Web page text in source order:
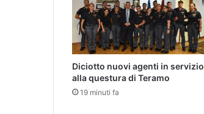
Diciotto nuovi agenti in servizio
alla questura di Teramo
19 minuti fa